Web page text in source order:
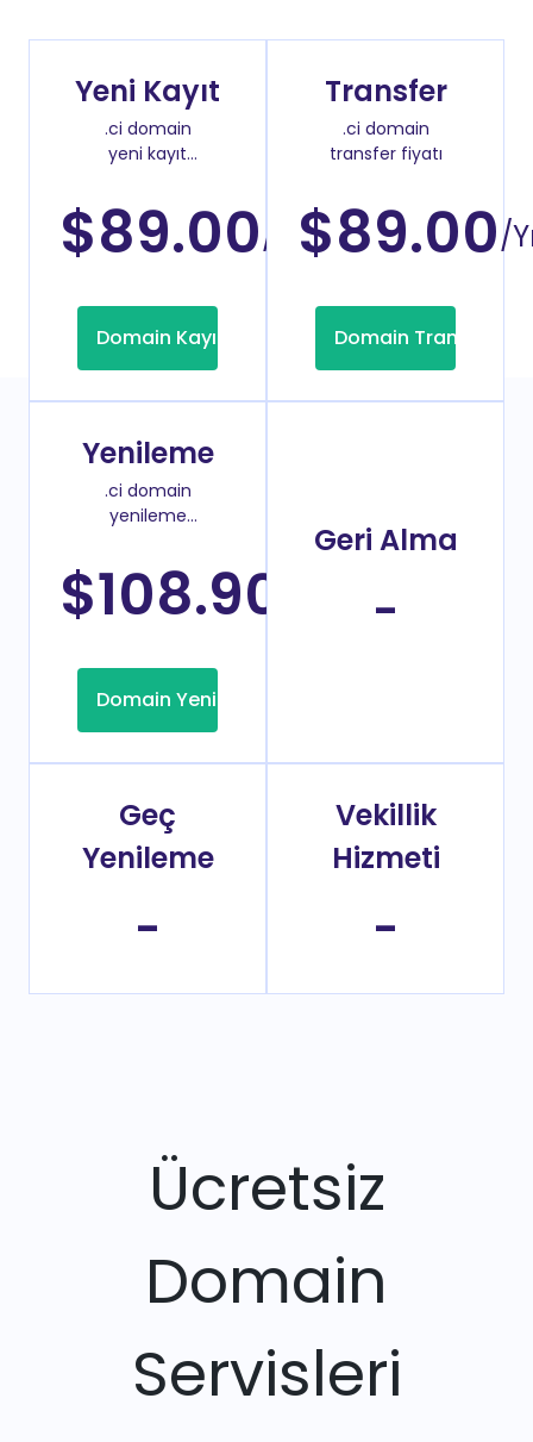
Yeni Kayıt
.ci domain
yeni kayıt
$89.00/Yıl
Domain Kayıt
Transfer
.ci domain
transfer fiyatı
$89.00/
Domain Transfer
Yenileme
.ci domain
yenileme
$108.90
Domain Yenileme
Geri Alma
-
Geç
Yenileme
-
Vekillik
Hizmeti
-
Ücretsiz
Domain
Servisleri